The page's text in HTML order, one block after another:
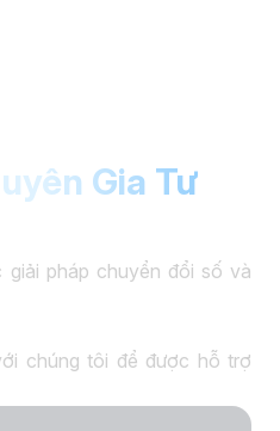
Gia Tư
giải pháp chuyển đổi số và
chúng tôi để được hỗ trợ